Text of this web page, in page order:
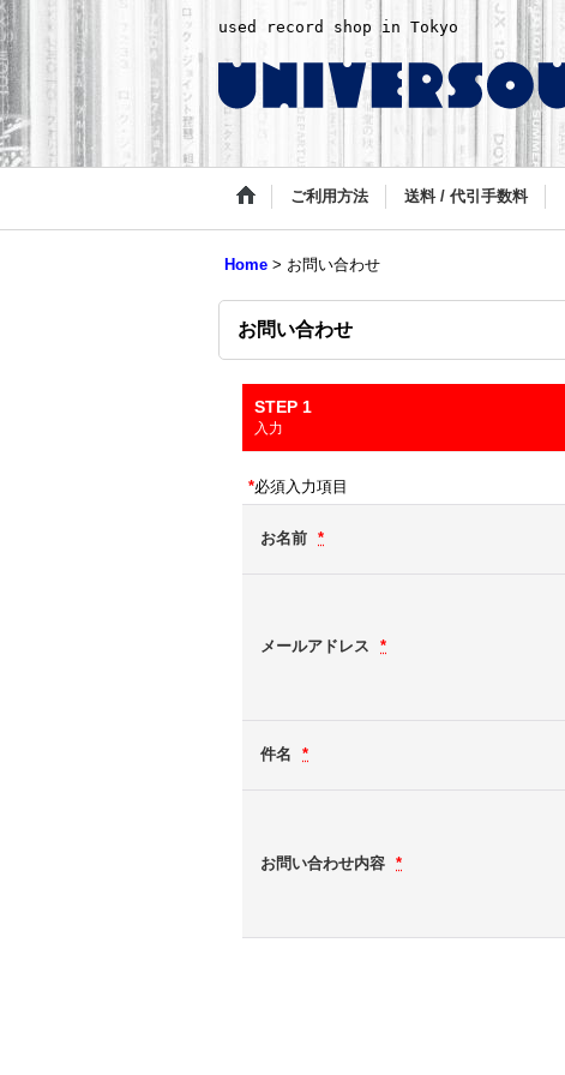
used record shop in Tokyo
ご利用方法 送料 / 代引手数料
Home > お問い合わせ
お問い合わせ
STEP 1
入力
*必須入力項目
お名前 *
メールアドレス *
件名 *
お問い合わせ内容 *